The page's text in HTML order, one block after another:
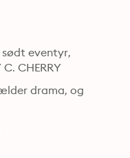
eventyr,
drama, og